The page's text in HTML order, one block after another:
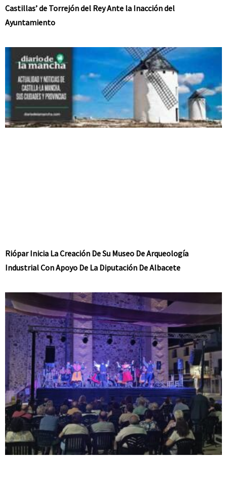
Castillas’ de Torrejón del Rey Ante la Inacción del
Ayuntamiento
Riópar Inicia La Creación De Su Museo De Arqueología
Industrial Con Apoyo De La Diputación De Albacete